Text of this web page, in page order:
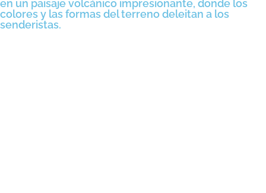
en un paisaje volcánico impresionante, donde los
colores y las formas del terreno deleitan a los
senderistas.